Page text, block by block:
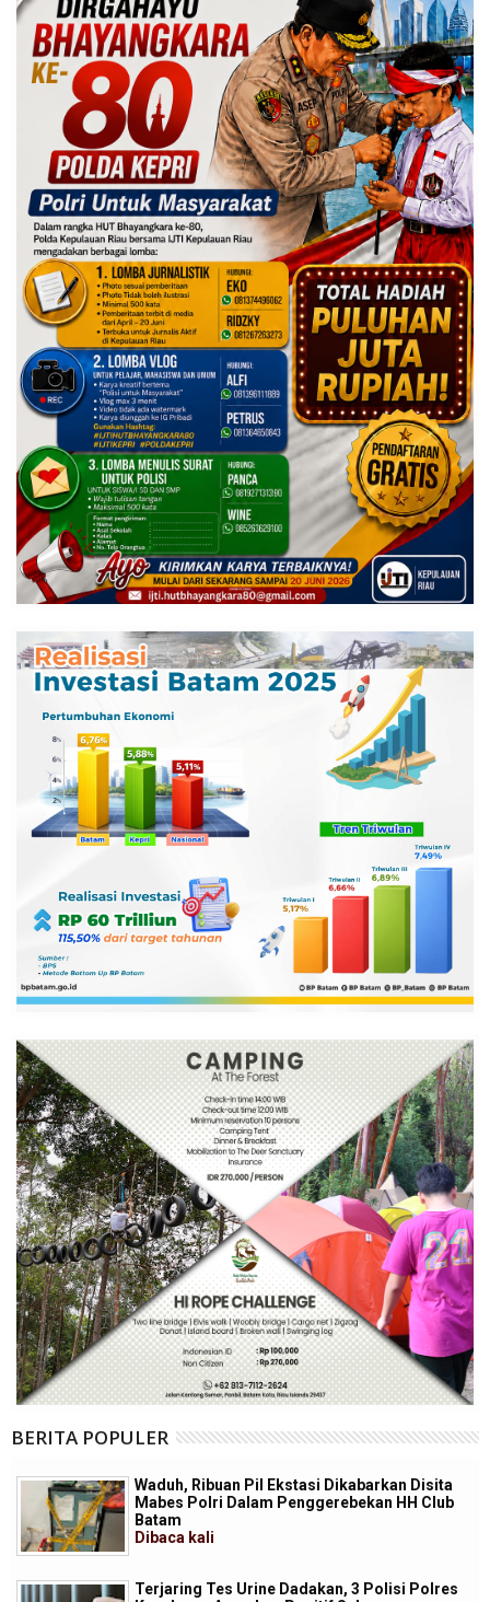
BERITA POPULER
Waduh, Ribuan Pil Ekstasi Dikabarkan Disita
Mabes Polri Dalam Penggerebekan HH Club
Batam
Dibaca kali
Terjaring Tes Urine Dadakan, 3 Polisi Polres